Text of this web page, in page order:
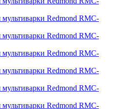
мультиварки Redmond RMC-
мультиварки Redmond RMC-
мультиварки Redmond RMC-
мультиварки Redmond RMC-
мультиварки Redmond RMC-
мультиварки Redmond RMC-